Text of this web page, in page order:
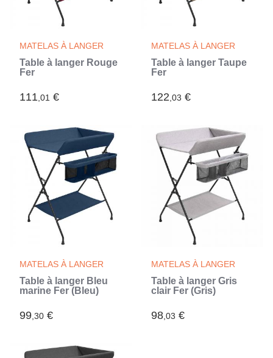
MATELAS À LANGER
Table à langer Rouge
Fer
111,01 €
MATELAS À LANGER
Table à langer Taupe
Fer
122,03 €
MATELAS À LANGER
Table à langer Bleu
marine Fer (Bleu)
99,30 €
MATELAS À LANGER
Table à langer Gris
clair Fer (Gris)
98,03 €